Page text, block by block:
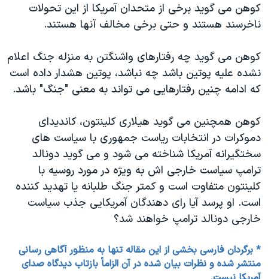
کوهن می گوید برخی از متحدان آمریکا از این تحولات
ناخرسند هستند و حتی برخی مخالف آنها هستند.
کوهن می گوید چه رفتارهای واشنگتن به منزله جنگ اعلام
نشده علیه پوتین باشد چه نباشد، پوتین هشدار داده است
که ادامه چنین رفتارهایی می تواند به معنی "جنگ" باشد.
کوهن همچنین می گوید هیلاری کلینتون، کاندیدای
دموکرات در انتخابات ریاست جمهوری با سیاست های
سختگیرانه آمریکا شناخته می شود و می گوید دونالد
ترامپ سیاست خارجی اش به ویژه در مورد روسیه با
کلینتون متفاوت است و کمتر جنگ طلبانه یا تهدید کننده
است. او پرسد آیا رای دهندگان آمریکایی جذب سیاست
خارجی دونالد ترامپ خواهند شد؟
* برگردان فارسی بخشی از این مقاله تنها به منظور آگاهی رسانی
منتشر شده و نظرات بیان شده در آن الزاماً بازتاب دیدگاه صدای